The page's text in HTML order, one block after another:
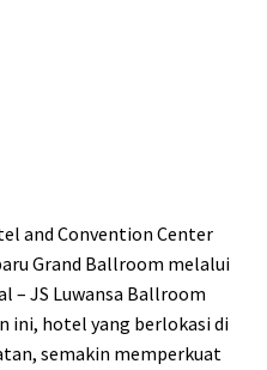
and Convention Center
Grand Ballroom melalui
– JS Luwansa Ballroom
ini, hotel yang berlokasi di
semakin memperkuat